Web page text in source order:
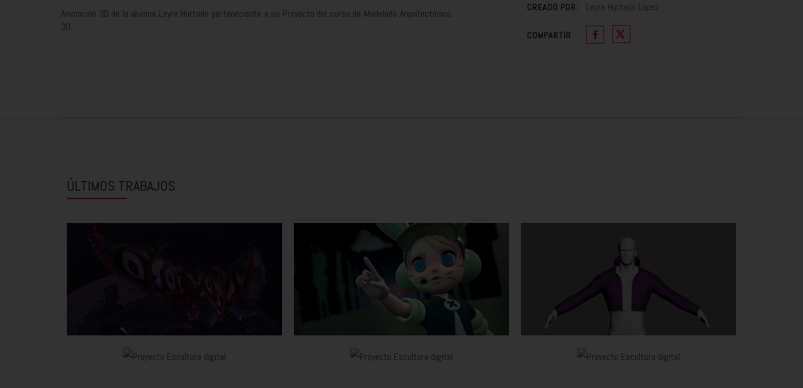
Animación 3D de la alumna Leyre Hurtado perteneciente a su Proyecto del curso de Modelado Arquitectónico
3D.
CREADO POR: Leyre Hurtado López
COMPARTIR
ÚLTIMOS TRABAJOS